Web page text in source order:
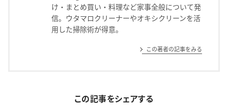
け・まとめ買い・料理など家事全般について発
信。ウタマロクリーナーやオキシクリーンを活
用した掃除術が得意。
この著者の記事をみる
この記事をシェアする